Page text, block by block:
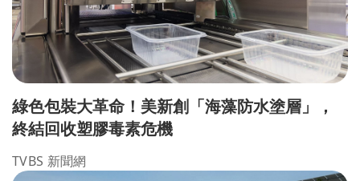
綠色包裝大革命！美新創「海藻防水塗層」，
終結回收塑膠毒素危機
TVBS 新聞網